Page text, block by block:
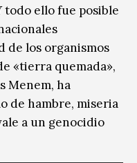
todo ello fue posible
de los organismos
«tierra quemada»,
Menem, ha
de hambre, miseria
a un genocidio